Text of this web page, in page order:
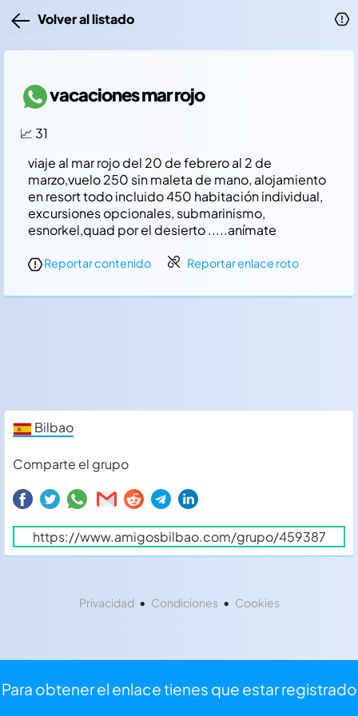
Volver al listado
vacaciones mar rojo
📈 31
viaje al mar rojo del 20 de febrero al 2 de
marzo,vuelo 250 sin maleta de mano, alojamiento
en resort todo incluido 450 habitación individual,
excursiones opcionales, submarinismo,
esnorkel,quad por el desierto .....anímate
Para obtener el enlace tienes que estar registrado
Reportar contenido Reportar enlace roto
Bilbao
Comparte el grupo
Privacidad• Condiciones• Cookies